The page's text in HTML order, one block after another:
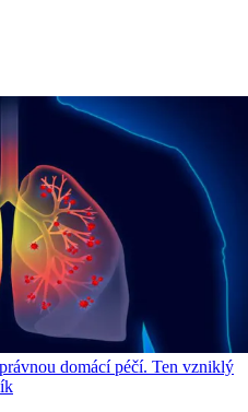
domácí péčí. Ten vzniklý